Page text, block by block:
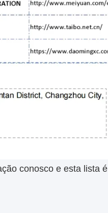
conosco e esta lista é